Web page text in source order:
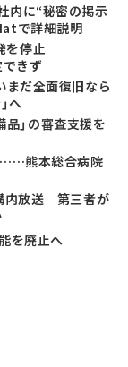
内に“秘密の掲示
で詳細説明
を停止
きず
まだ全面復旧なら
へ
」の審査支援を
……熊本総合病院
内放送 第三者が
を廃止へ